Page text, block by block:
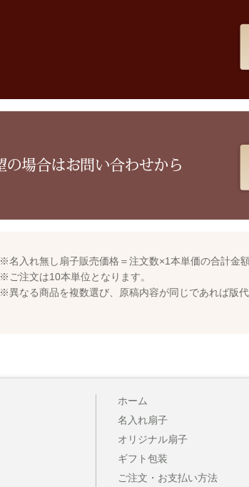
※名入れ無し扇子販売価格＝注文数×1本単価の合計金額
※ご注文は10本単位となります。
※異なる商品を複数選び、原稿内容が同じであれば版
ホーム
名入れ扇子
オリジナル扇子
ギフト包装
ご注文・お支払い方法